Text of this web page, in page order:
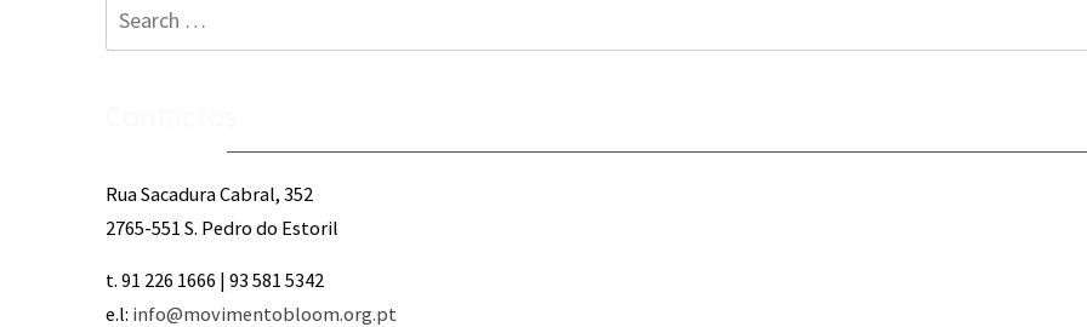
Rua Sacadura Cabral, 352
2765-551 S. Pedro do Estoril
t. 91 226 1666 | 93 581 5342
e.l: info@movimentobloom.org.pt